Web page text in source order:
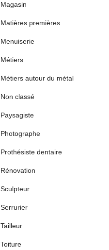
Magasin
Matières premières
Menuiserie
Métiers
Métiers autour du métal
Non classé
Paysagiste
Photographe
Prothésiste dentaire
Rénovation
Sculpteur
Serrurier
Tailleur
Toiture